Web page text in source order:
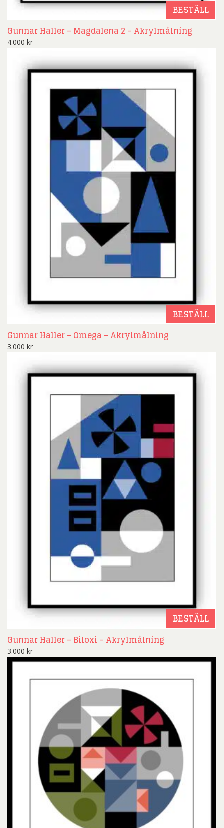
BESTÄLL
Gunnar Haller – Magdalena 2 – Akrylmålning
4.000 kr
BESTÄLL
Gunnar Haller – Omega – Akrylmålning
3.000 kr
BESTÄLL
Gunnar Haller – Biloxi – Akrylmålning
3.000 kr